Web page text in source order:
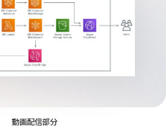
動画配信部分